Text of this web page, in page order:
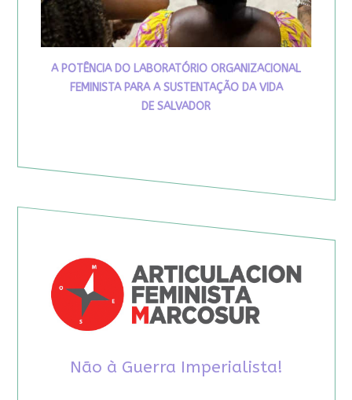
A POTÊNCIA DO LABORATÓRIO ORGANIZACIONAL
FEMINISTA PARA A SUSTENTAÇÃO DA VIDA
DE SALVADOR
Não à Guerra Imperialista!